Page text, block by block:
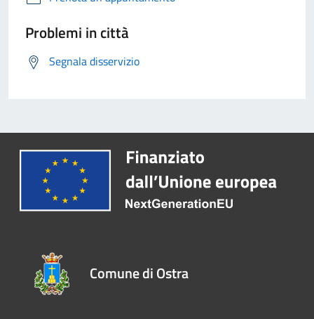
Problemi in città
Segnala disservizio
Comune di Ostra